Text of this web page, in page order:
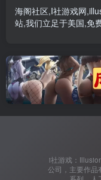
海阁社区,I社游戏网,
站,我们立足于美国,免
i社游戏：
公司，主要作品